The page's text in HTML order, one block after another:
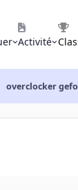
Activité
overclocker